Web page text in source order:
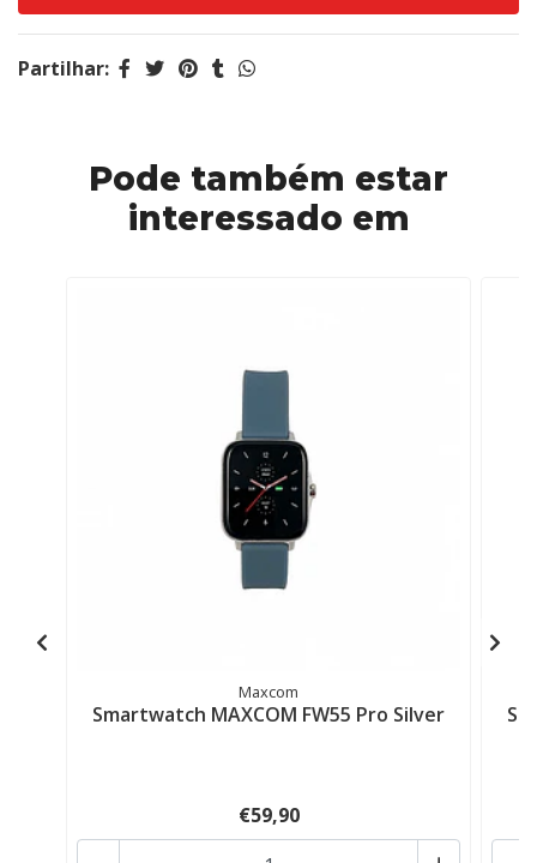
Partilhar:
Pode também estar
interessado em
Maxcom
Smartwatch MAXCOM FW55 Pro Silver
€59,90